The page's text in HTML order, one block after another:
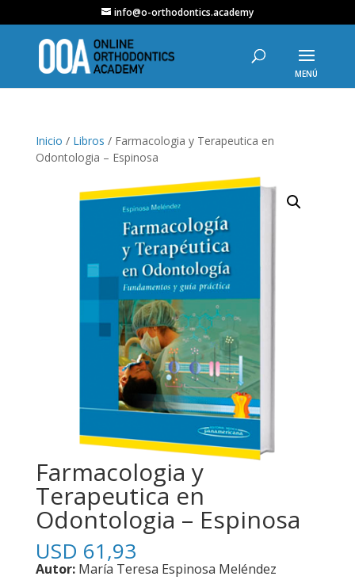
info@o-orthodontics.academy
Inicio / Libros / Farmacologia y Terapeutica en
Odontologia – Espinosa
Farmacologia y
Terapeutica en
Odontologia – Espinosa
USD 61,93
Autor:María Teresa Espinosa Meléndez